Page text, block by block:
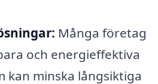
Många företag
och energieffektiva
kan minska långsiktiga